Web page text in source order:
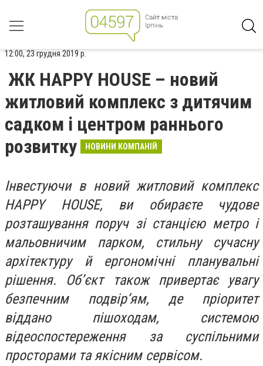
12:00, 23 грудня 2019 р.
ЖК HAPPY HOUSE – новий
житловий комплекс з дитячим
садком і центром раннього
розвитку
НОВИНИ КОМПАНІЙ
Інвестуючи в новий житловий комплекс
HAPPY HOUSE, ви обираєте чудове
розташування поруч зі станцією метро і
мальовничим парком, стильну сучасну
архітектуру й ергономічні планувальні
рішення. Об’єкт також привертає увагу
безпечним подвір’ям, де пріоритет
віддано пішоходам, системою
відеоспостереження за суспільними
просторами та якісним сервісом.